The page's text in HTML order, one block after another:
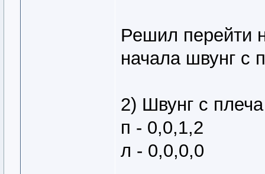
Решил перейти
начала швунг с
2) Швунг с
п - 0,0,1,2
л - 0,0,0,0